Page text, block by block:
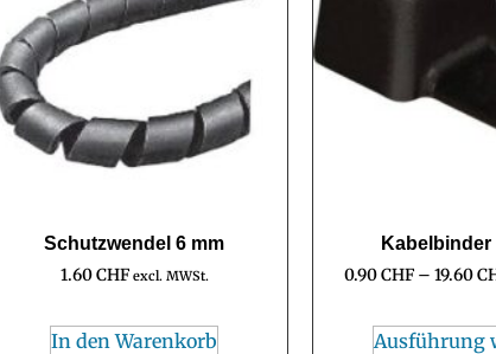
Schutzwendel 6 mm
1.60CHF excl. MWSt.
In den Warenkorb
Kabelbinder
0.90CHF – 19.60
Ausführung